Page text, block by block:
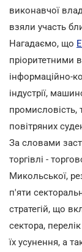
виконавчої
взяли участь
Нагадаємо, що
пріоритетними
інформаційно-
індустрії,
промисловість,
повітряних
За словами
торгівлі -
Микольської,
п'яти
стратегій, що
сектора,
їх усунення, а